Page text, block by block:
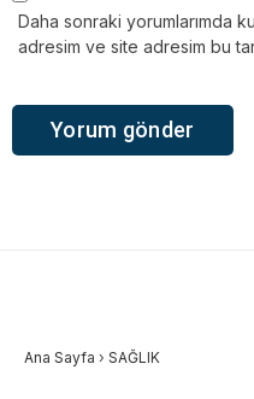
Daha sonraki yorumlarımda
adresim ve site adresim bu
Ana Sayfa › SAĞLIK